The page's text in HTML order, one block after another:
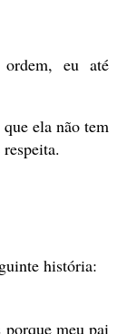
eu até
ela não tem
história:
porque meu pai